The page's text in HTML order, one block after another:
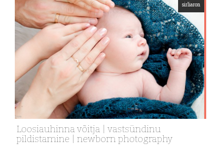
sirliaron
Loosiauhinna võitja | vastsündinu
pildistamine | newborn photography